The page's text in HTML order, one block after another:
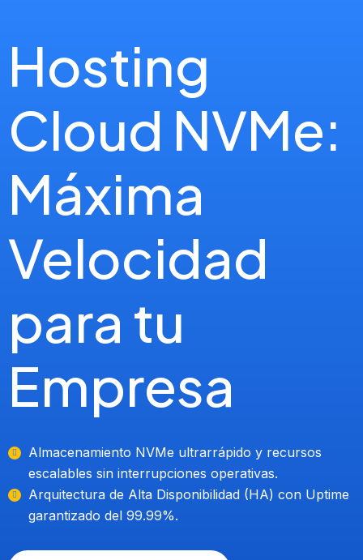
Hosting
Cloud NVMe:
Máxima
Velocidad
para tu
Empresa
Almacenamiento NVMe ultrarrápido y recursos
escalables sin interrupciones operativas.
Arquitectura de Alta Disponibilidad (HA) con Uptime
garantizado del 99.99%.